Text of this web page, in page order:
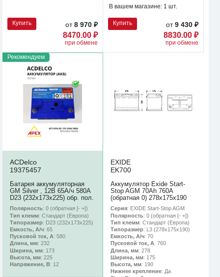
Купить от8 970 ₽
8470.00 ₽
при обмене
В вашем магазине: 1 шт.
Купить от9 430 ₽
8830.00 ₽
при обмене
Рекомендуем
ACDelco
19375457
Батарея аккумуляторная
GM Silver , 12В 65А/ч 580А
D23 (232х173х225) обр. пол.
Полярность: 0 (обратная [- +])
Тип клемм: Стандарт (Европа)
Типоразмер: D23 (232х173х225)
Емкость, А/ч: 65
Пусковой ток, А: 580
Длина, мм: 232
Ширина, мм: 173
Высота, мм: 225
Напряжение, В: 12
EXIDE
EK700
Аккумулятор Exide Start-
Stop AGM 70Ah 760A
(обратная 0) 278x175x190
Серия: EXIDE Start-Stop AGM
Полярность: 0 (обратная [- +])
Тип клемм: Стандарт (Европа)
Типоразмер: L3 (278х175х190)
Емкость, А/ч: 70
Пусковой ток, А: 760
Длина, мм: 278
Ширина, мм: 175
Высота, мм: 190
Нижнее крепление: Да